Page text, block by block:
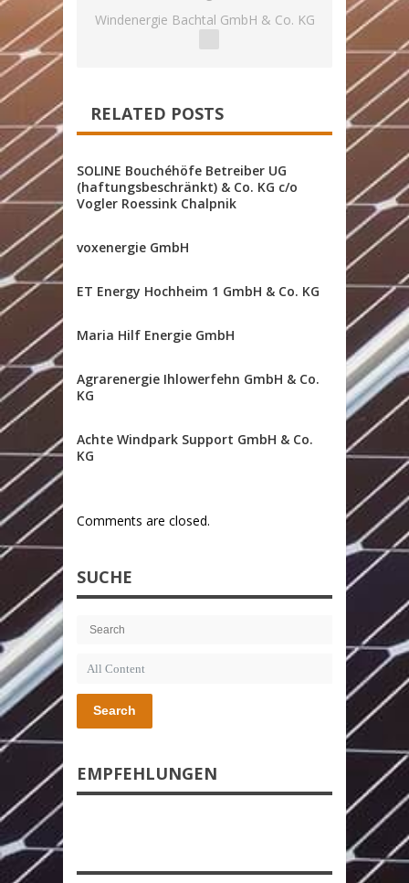
Windenergie Bachtal GmbH & Co. KG
RELATED POSTS
SOLINE Bouchéhöfe Betreiber UG
(haftungsbeschränkt) & Co. KG c/o
Vogler Roessink Chalpnik
voxenergie GmbH
ET Energy Hochheim 1 GmbH & Co. KG
Maria Hilf Energie GmbH
Agrarenergie Ihlowerfehn GmbH & Co.
KG
Achte Windpark Support GmbH & Co.
KG
Comments are closed.
SUCHE
Search
EMPFEHLUNGEN